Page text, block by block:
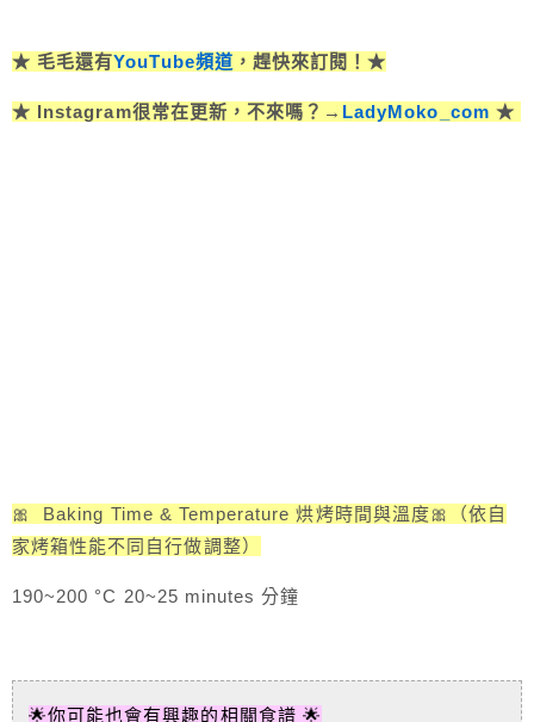
★ 毛毛還有YouTube頻道 ，趕快來訂閱！★
★ Instagram很常在更新，不來嗎？→ LadyMoko_com ★
🎀 Baking Time & Temperature 烘烤時間與溫度🎀（依自
家烤箱性能不同自行做調整）
190~200 °C 20~25 minutes 分鐘
🌟你可能也會有興趣的相關食譜 🌟